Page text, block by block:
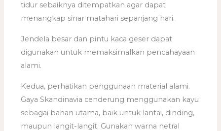
tidur sebaiknya ditempatkan agar dapat
menangkap sinar matahari sepanjang hari.
Jendela besar dan pintu kaca geser dapat
digunakan untuk memaksimalkan pencahayaan
alami.
Kedua, perhatikan penggunaan material alami.
Gaya Skandinavia cenderung menggunakan kayu
sebagai bahan utama, baik untuk lantai, dinding,
maupun langit-langit. Gunakan warna netral